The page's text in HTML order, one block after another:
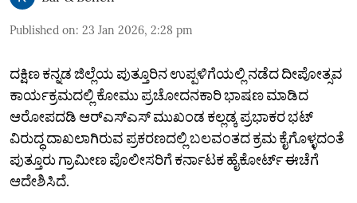
Published on: 23 Jan 2026, 2:28 pm
ದಕ್ಷಿಣ ಕನ್ನಡ ಜಿಲ್ಲೆಯ ಪುತ್ತೂರಿನ ಉಪ್ಪಳಿಗೆಯಲ್ಲಿ ನಡೆದ ದೀಪೋತ್ಸವ
ಕಾರ್ಯಕ್ರಮದಲ್ಲಿ ಕೋಮು ಪ್ರಚೋದನಕಾರಿ ಭಾಷಣ ಮಾಡಿದ
ಆರೋಪದಡಿ ಆರ್‌ಎಸ್‌ಎಸ್ ಮುಖಂಡ ಕಲ್ಲಡ್ಕ ಪ್ರಭಾಕರ ಭಟ್
ವಿರುದ್ಧ ದಾಖಲಾಗಿರುವ ಪ್ರಕರಣದಲ್ಲಿ ಬಲವಂತದ ಕ್ರಮ ಕೈಗೊಳ್ಳದಂತೆ
ಪುತ್ತೂರು ಗ್ರಾಮೀಣ ಪೊಲೀಸರಿಗೆ ಕರ್ನಾಟಕ ಹೈಕೋರ್ಟ್ ಈಚೆಗೆ
ಆದೇಶಿಸಿದೆ.